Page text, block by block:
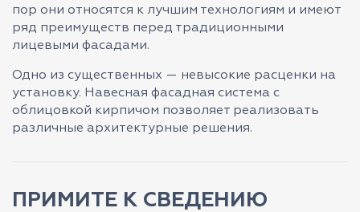
пор они относятся к лучшим технологиям и имеют
ряд преимуществ перед традиционными
лицевыми фасадами.
Одно из существенных — невысокие расценки на
установку. Навесная фасадная система с
облицовкой кирпичом позволяет реализовать
различные архитектурные решения.
ПРИМИТЕ К СВЕДЕНИЮ